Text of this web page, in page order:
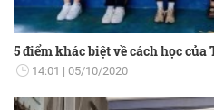
5 điểm khác biệt về cách học
14:01 05/10/2020